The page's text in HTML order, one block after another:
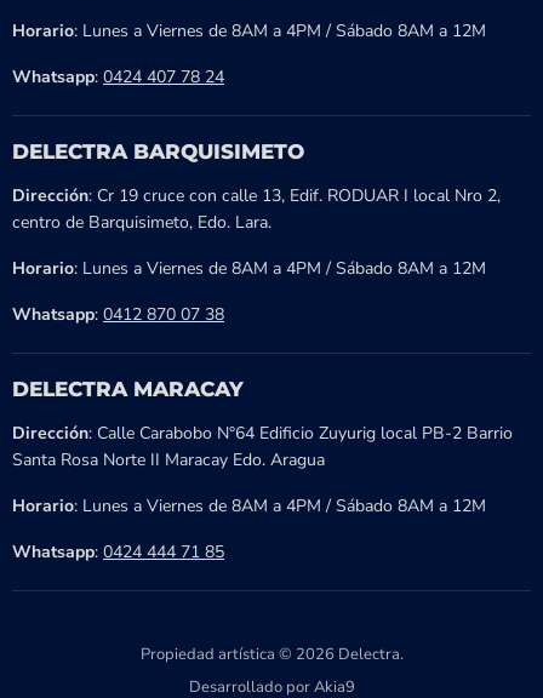
Horario: Lunes a Viernes de 8AM a 4PM / Sábado 8AM a 12M
Whatsapp: 0424 407 78 24
DELECTRA BARQUISIMETO
Dirección: Cr 19 cruce con calle 13, Edif. RODUAR I local Nro 2,
centro de Barquisimeto, Edo. Lara.
Horario: Lunes a Viernes de 8AM a 4PM / Sábado 8AM a 12M
Whatsapp: 0412 870 07 38
DELECTRA MARACAY
Dirección: Calle Carabobo N°64 Edificio Zuyurig local PB-2 Barrio
Santa Rosa Norte II Maracay Edo. Aragua
Horario: Lunes a Viernes de 8AM a 4PM / Sábado 8AM a 12M
Whatsapp: 0424 444 71 85
Propiedad artística © 2026 Delectra.
Desarrollado por Akia9